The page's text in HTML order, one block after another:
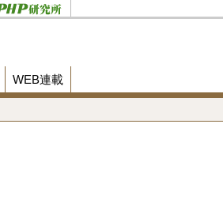
WEB連載